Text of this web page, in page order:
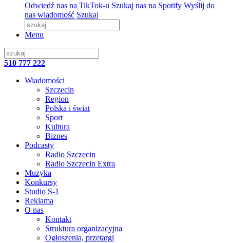
Odwiedź nas na TikTok-u Szukaj nas na Spotify Wyślij do
nas wiadomość Szukaj
Menu
510 777 222
Wiadomości
Szczecin
Region
Polska i świat
Sport
Kultura
Biznes
Podcasty
Radio Szczecin
Radio Szczecin Extra
Muzyka
Konkursy
Studio S-1
Reklama
O nas
Kontakt
Struktura organizacyjna
Ogłoszenia, przetargi